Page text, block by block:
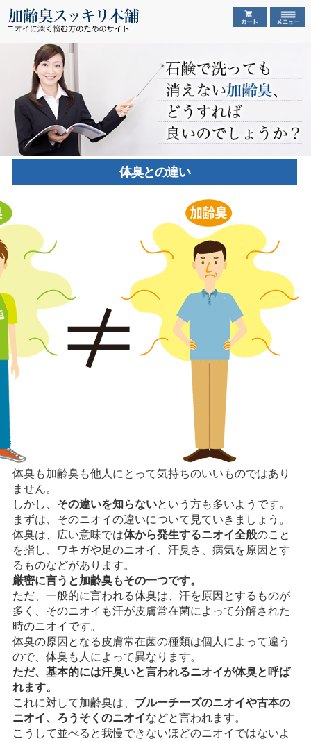
体臭との違い
体臭も加齢臭も他人にとって気持ちのいいものではあり
ません。
しかし、 その違いを知らないという方も多いようです。
まずは、そのニオイの違いについて見ていきましょう。
体臭は、広い意味では体から発生するニオイ全般のこと
を指し、ワキガや足のニオイ、汗臭さ、病気を原因とす
るものなどがあります。
厳密に言うと加齢臭もその一つです。
ただ、一般的に言われる体臭は、汗を原因とするものが
多く、そのニオイも汗が皮膚常在菌によって分解された
時のニオイです。
体臭の原因となる皮膚常在菌の種類は個人によって違う
ので、体臭も人によって異なります。
ただ、基本的には汗臭いと言われるニオイが体臭と呼ば
れます。
これに対して加齢臭は、 ブルーチーズのニオイや古本の
ニオイ、ろうそくのニオイなどと言われます。
こうして並べると我慢できないほどのニオイではないよ